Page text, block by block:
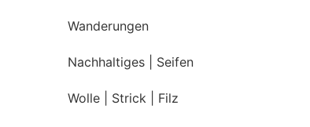
Wanderungen
Nachhaltiges | Seifen
Wolle | Strick | Filz